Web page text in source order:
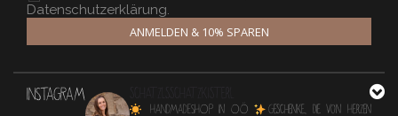
Datenschutzerklärung.
ANMELDEN & 10% SPAREN
INSTAGRAM
HANDMADESHOP in OÖ
Geschenke, die von Herzen